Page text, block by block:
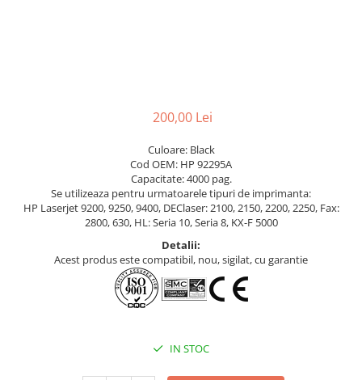
200,00 Lei
Culoare: Black
Cod OEM: HP 92295A
Capacitate: 4000 pag.
Se utilizeaza pentru urmatoarele tipuri de imprimanta:
HP Laserjet 9200, 9250, 9400, DEClaser: 2100, 2150, 2200, 2250, Fax:
2800, 630, HL: Seria 10, Seria 8, KX-F 5000
Detalii:
Acest produs este compatibil, nou, sigilat, cu garantie
IN STOC